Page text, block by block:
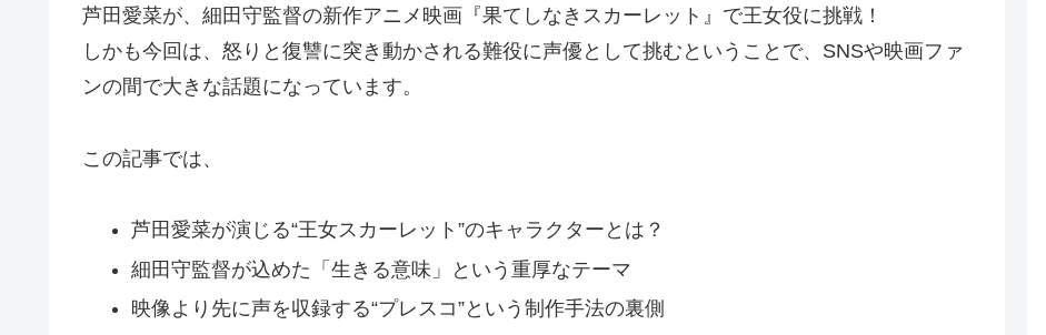
芦田愛菜が、細田守監督の新作アニメ映画『果てしなきスカーレット』で王女役に挑戦！
しかも今回は、怒りと復讐に突き動かされる難役に声優として挑むということで、SNSや映画ファ
ンの間で大きな話題になっています。
この記事では、
芦田愛菜が演じる“王女スカーレット”のキャラクターとは？
細田守監督が込めた「生きる意味」という重厚なテーマ
映像より先に声を収録する“プレスコ”という制作手法の裏側